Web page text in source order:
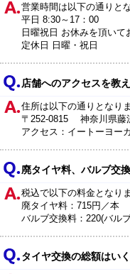
営業時間は以下の通りと
平日 8:30～17：00
日曜祝日 お休みを頂いて
定休日 日曜・祝日
店舗へのアクセスを教
住所は以下の通りとなりま
〒252-0815 神奈川県藤
アクセス：イートーヨー
廃タイヤ料、バルブ交
税込で以下の料金となりま
廃タイヤ料：715円／本
バルブ交換料：220(バル
タイヤ交換の総額はい